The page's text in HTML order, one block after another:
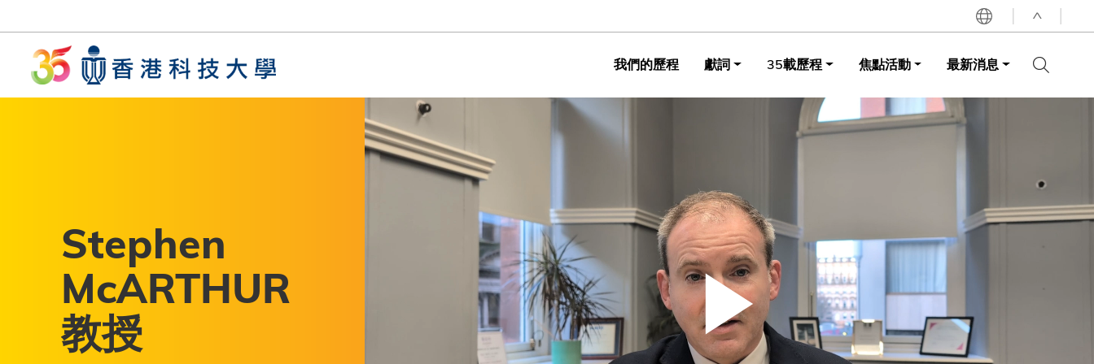
MORE ABOUT HKUST
UNIVERSITY NEWS LIFE@HKUST LIBRARY
CAREERS AT HKUST ABOUT HKUST
^
主選單
我們的歷程 獻詞 35載歷程 焦點活動 最新消息
Stephen
McARTHUR
教授